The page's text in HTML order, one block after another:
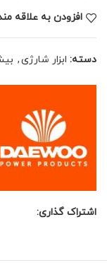
افزودن به علاقه
دسته: ابزار شارژی,
اشتراک گذاری: